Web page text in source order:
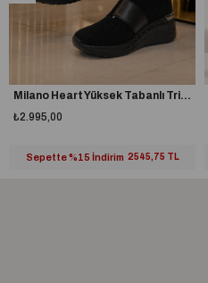
Milano Heart Yüksek Tabanlı Triko Spor Ayakkabı Siyah
₺2.995,00
Sepette %15 İndirim 2545,75 TL